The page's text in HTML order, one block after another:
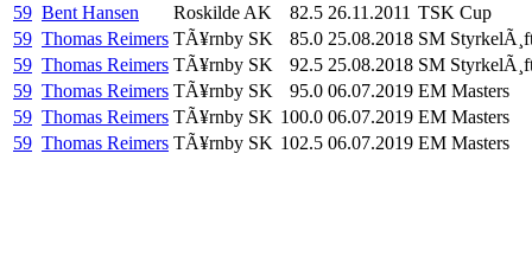
59 Bent Hansen Roskilde AK 82.5 26.11.2011 TSK Cup
59 Thomas Reimers TÃ¥rnby SK 85.0 25.08.2018 SM
59 Thomas Reimers TÃ¥rnby SK 92.5 25.08.2018 SM
59 Thomas Reimers TÃ¥rnby SK 95.0 06.07.2019 EM Masters
59 Thomas Reimers TÃ¥rnby SK 100.0 06.07.2019 EM Masters
59 Thomas Reimers TÃ¥rnby SK 102.5 06.07.2019 EM Masters